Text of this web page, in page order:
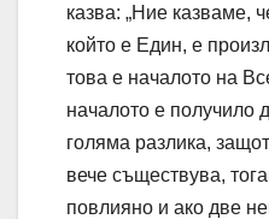
казва: „Ние казваме,
който е Един, е
това е началото на
началото е получило
голяма разлика,
вече съществува,
повлияно и ако две